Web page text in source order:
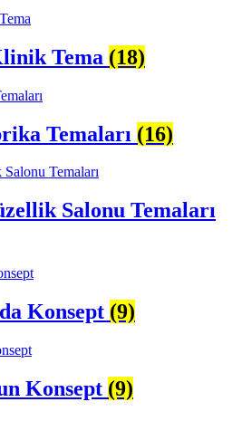
Tema (18)
Temaları (16)
Salonu Temaları
Konsept (9)
Konsept (9)